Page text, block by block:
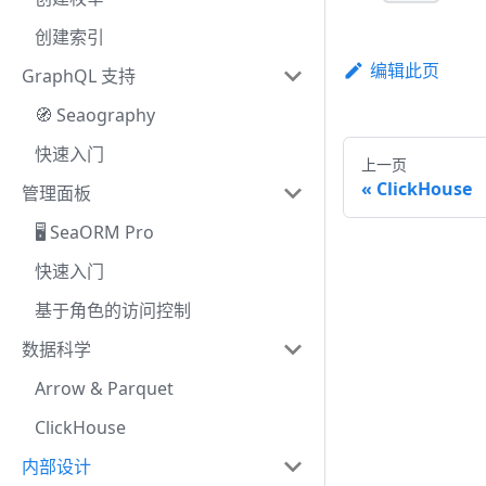
创建索引
GraphQL 支持
🧭 Seaography
快速入门
管理面板
🖥️ SeaORM Pro
快速入门
基于角色的访问控制
数据科学
Arrow & Parquet
ClickHouse
内部设计
编辑此页
上一页
ClickHouse